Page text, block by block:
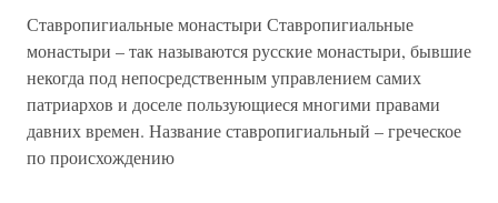
Ставропигиальные монастыри Ставропигиальные
монастыри – так называются русские монастыри, бывшие
некогда под непосредственным управлением самих
патриархов и доселе пользующиеся многими правами
давних времен. Название ставропигиальный – греческое
по происхождению